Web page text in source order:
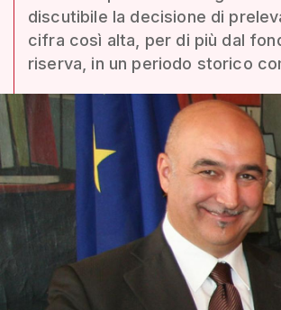
discutibile la decisione di
cifra così alta, per di più dal
riserva, in un periodo storico